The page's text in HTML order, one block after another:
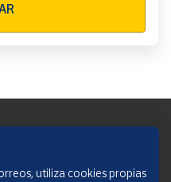
utiliza cookies propias